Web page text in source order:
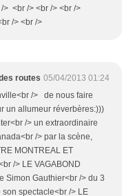
> <br /> <br /> <br />
/> <br />
routes 05/04/2013 01:24
/> de nous faire
un allumeur réverbères:)))
/> un extraordinaire
/> par la scène,
MONTREAL ET
/> LE VAGABOND
Simon Gauthier<br /> du 3
spectacle<br /> LE